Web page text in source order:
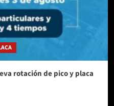
rotación de pico y placa